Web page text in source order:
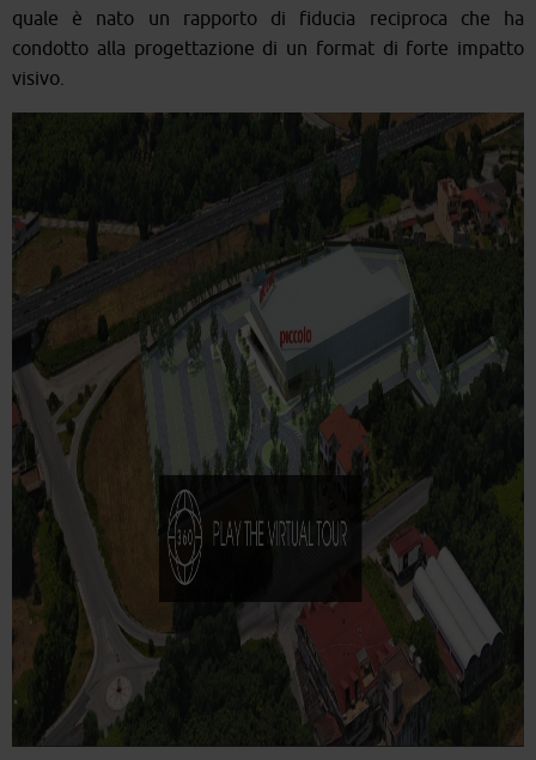
quale è nato un rapporto di fiducia reciproca che ha
condotto alla progettazione di un format di forte impatto
visivo.